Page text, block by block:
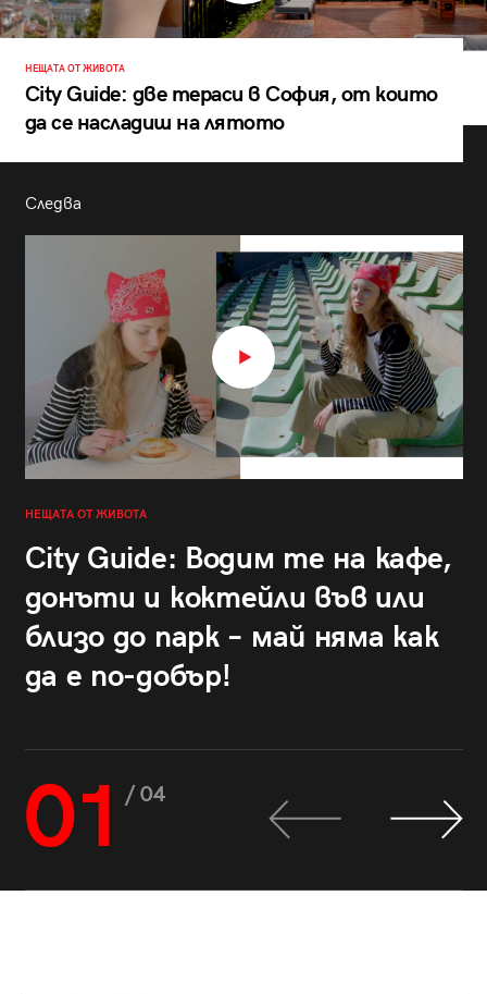
НЕЩАТА ОТ ЖИВОТА
City Guide: две тераси в София, от които
да се насладиш на лятото
Следва
НЕЩАТА ОТ ЖИВОТА
City Guide: Водим те на кафе,
донъти и коктейли във или
близо до парк – май няма как
да е по-добър!
01 / 04